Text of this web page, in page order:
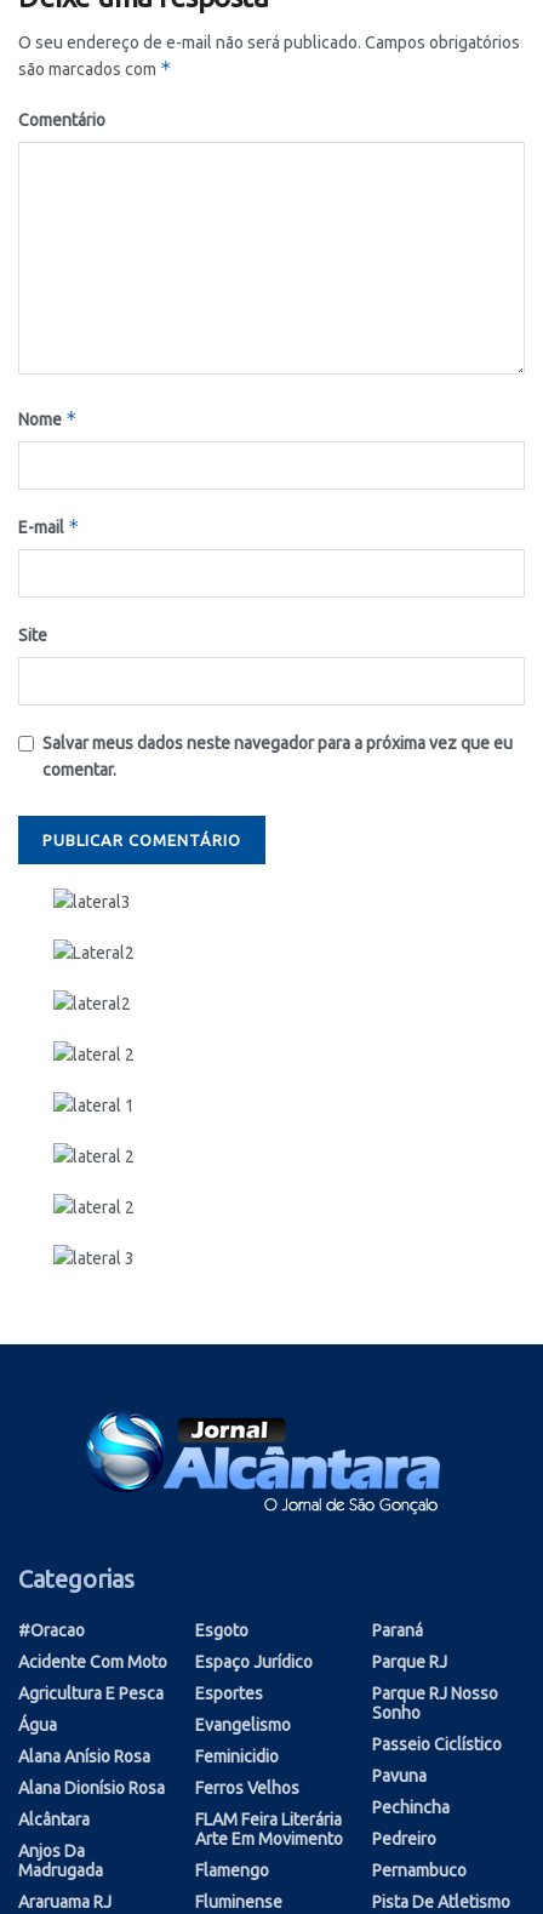
O seu endereço de e-mail não será publicado. Campos obrigatórios
são marcados com *
Comentário
Nome *
E-mail *
Site
Salvar meus dados neste navegador para a próxima vez que eu
comentar.
Categorias
#oracao
Acidente Com Moto
Agricultura E Pesca
Água
Alana Anísio Rosa
Alana Dionísio Rosa
Alcântara
Anjos Da
Madrugada
Araruama RJ
Esgoto
Espaço Jurídico
Esportes
Evangelismo
Feminicidio
Ferros Velhos
FLAM Feira Literária
Arte Em Movimento
Flamengo
Fluminense
Paraná
Parque RJ
Parque RJ Nosso
Sonho
Passeio Ciclístico
Pavuna
Pechincha
Pedreiro
Pernambuco
Pista De Atletismo